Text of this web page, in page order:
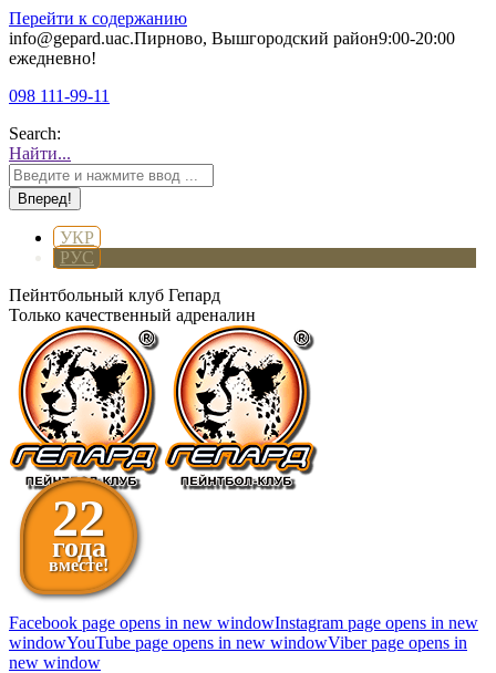
Перейти к содержанию
info@gepard.uaс.Пирново, Вышгородский район9:00-20:00
ежедневно!
098 111-99-11
Search:
Найти...
УКР
РУС
Пейнтбольный клуб Гепард
Только качественный адреналин
22
года
вместе!
Facebook page opens in new windowInstagram page opens in new
windowYouTube page opens in new windowViber page opens in
new window